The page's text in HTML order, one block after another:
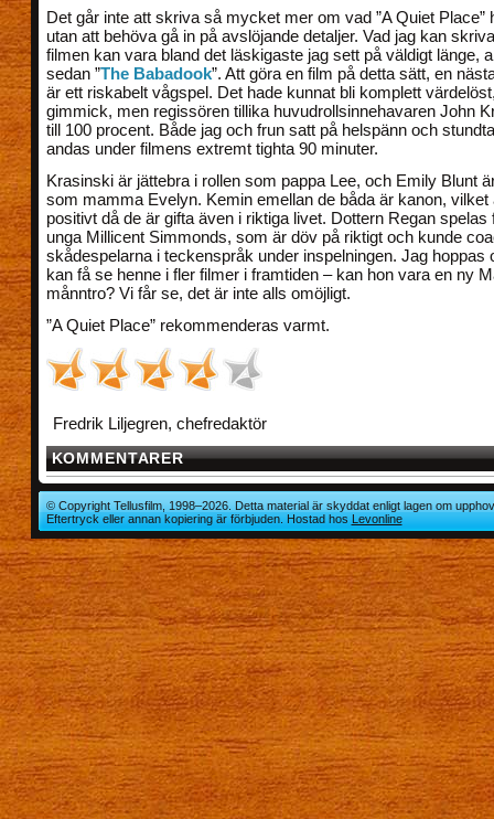
Det går inte att skriva så mycket mer om vad ”A Quiet Place”
utan att behöva gå in på avslöjande detaljer. Vad jag kan
filmen kan vara bland det läskigaste jag sett på väldigt länge,
sedan ”The Babadook”. Att göra en film på detta sätt, en
är ett riskabelt vågspel. Det hade kunnat bli komplett
gimmick, men regissören tillika huvudrollsinnehavaren John
till 100 procent. Både jag och frun satt på helspänn och
andas under filmens extremt tighta 90 minuter.
Krasinski är jättebra i rollen som pappa Lee, och Emily Blunt
som mamma Evelyn. Kemin emellan de båda är kanon, vilket
positivt då de är gifta även i riktiga livet. Dottern Regan spelas
unga Millicent Simmonds, som är döv på riktigt och kunde
skådespelarna i teckenspråk under inspelningen. Jag hoppas
kan få se henne i fler filmer i framtiden – kan hon vara en ny
månntro? Vi får se, det är inte alls omöjligt.
”A Quiet Place” rekommenderas varmt.
Fredrik Liljegren, chefredaktör
KOMMENTARER
© Copyright Tellusfilm, 1998–2026. Detta material är skyddat enligt lagen om
Eftertryck eller annan kopiering är förbjuden. Hostad hosLevonline